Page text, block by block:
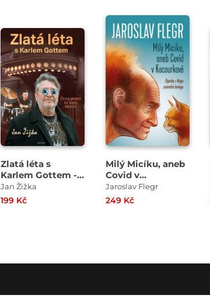
Zlatá léta s
Karlem Gottem -
Čtvrt století za
zády Mistra
Jan Žižka
199 Kč
Milý Micíku, aneb
Covid v
Kocourkově
Jaroslav Flegr
249 Kč